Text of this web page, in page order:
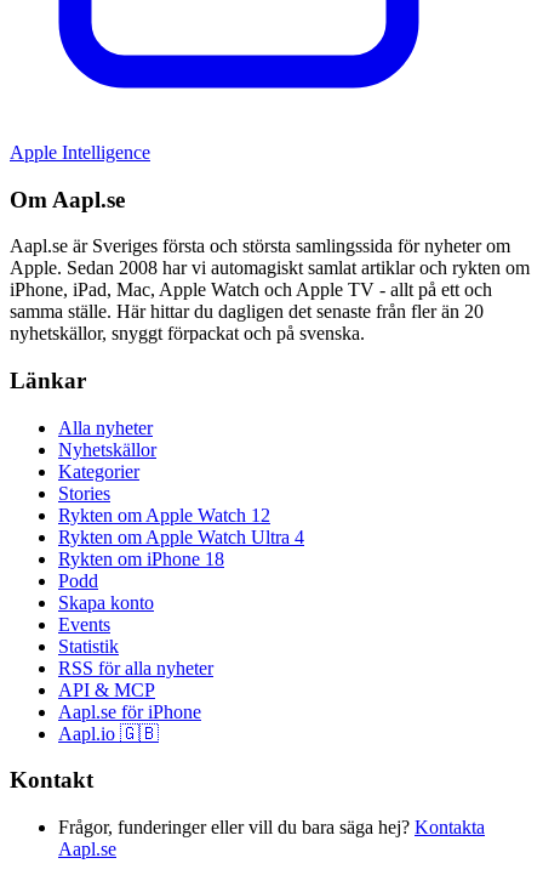
Apple Intelligence
Om Aapl.se
Aapl.se är Sveriges första och största samlingssida för nyheter om
Apple. Sedan 2008 har vi automagiskt samlat artiklar och rykten om
iPhone, iPad, Mac, Apple Watch och Apple TV - allt på ett och
samma ställe. Här hittar du dagligen det senaste från fler än 20
nyhetskällor, snyggt förpackat och på svenska.
Länkar
Alla nyheter
Nyhetskällor
Kategorier
Stories
Rykten om Apple Watch 12
Rykten om Apple Watch Ultra 4
Rykten om iPhone 18
Podd
Skapa konto
Events
Statistik
RSS för alla nyheter
API & MCP
Aapl.se för iPhone
Aapl.io 🇬🇧
Kontakt
Frågor, funderinger eller vill du bara säga hej? Kontakta
Aapl.se